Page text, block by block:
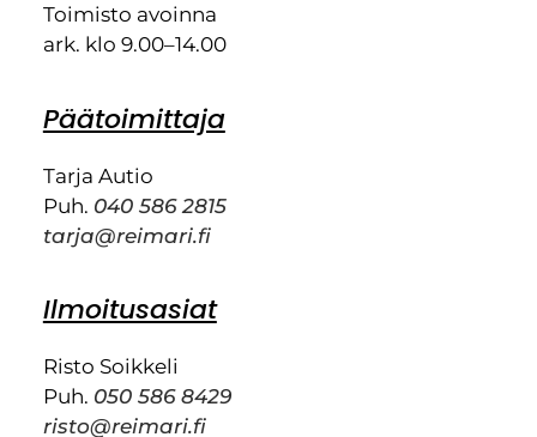
Toimisto avoinna
ark. klo 9.00–14.00
Päätoimittaja
Tarja Autio
Puh. 040 586 2815
tarja@reimari.fi
Ilmoitusasiat
Risto Soikkeli
Puh. 050 586 8429
risto@reimari.fi